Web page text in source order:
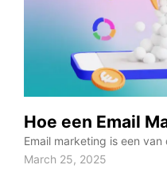
Hoe een Email
Email marketing is een
March 25, 2025